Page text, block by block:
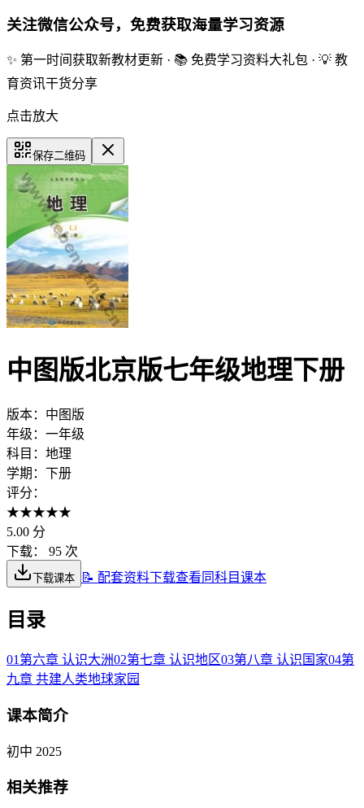
关注微信公众号，免费获取海量学习资源
✨ 第一时间获取新教材更新 · 📚 免费学习资料大礼包 · 💡 教
育资讯干货分享
点击放大
保存二维码
中图版北京版七年级地理下册
版本： 中图版
年级： 一年级
科目： 地理
学期： 下册
评分：
★★★★★
5.00 分
下载：
95 次
下载课本 📝 配套资料下载查看同科目课本
目录
01 第六章 认识大洲02第七章 认识地区03第八章 认识国家04第
九章 共建人类地球家园
课本简介
初中 2025
相关推荐